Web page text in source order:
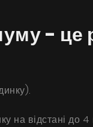
- це
відстані до 4